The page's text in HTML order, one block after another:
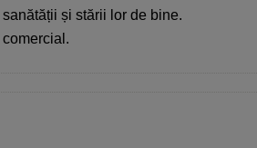
și stării lor de bine.